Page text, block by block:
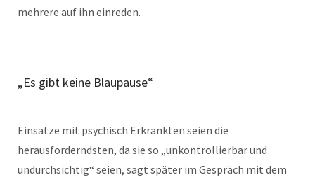
mehrere auf ihn einreden.
„Es gibt keine Blaupause“
Einsätze mit psychisch Erkrankten seien die
herausforderndsten, da sie so „unkontrollierbar und
undurchsichtig“ seien, sagt später im Gespräch mit dem